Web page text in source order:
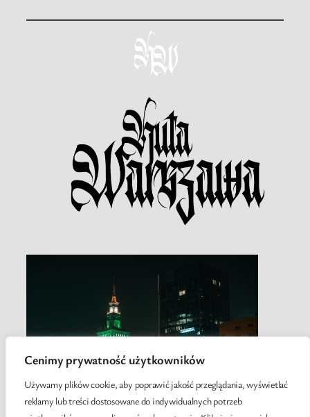
Cenimy prywatność użytkowników
Używamy plików cookie, aby poprawić jakość przeglądania, wyświetlać
reklamy lub treści dostosowane do indywidualnych potrzeb